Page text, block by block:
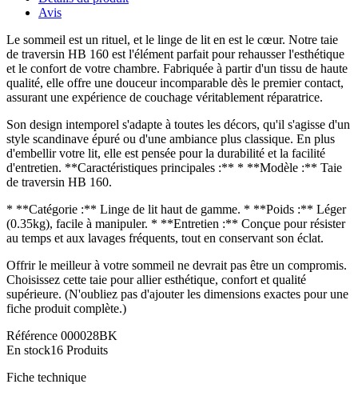
Avis
Le sommeil est un rituel, et le linge de lit en est le cœur. Notre taie
de traversin HB 160 est l'élément parfait pour rehausser l'esthétique
et le confort de votre chambre. Fabriquée à partir d'un tissu de haute
qualité, elle offre une douceur incomparable dès le premier contact,
assurant une expérience de couchage véritablement réparatrice.
Son design intemporel s'adapte à toutes les décors, qu'il s'agisse d'un
style scandinave épuré ou d'une ambiance plus classique. En plus
d'embellir votre lit, elle est pensée pour la durabilité et la facilité
d'entretien. **Caractéristiques principales :** * **Modèle :** Taie
de traversin HB 160.
* **Catégorie :** Linge de lit haut de gamme. * **Poids :** Léger
(0.35kg), facile à manipuler. * **Entretien :** Conçue pour résister
au temps et aux lavages fréquents, tout en conservant son éclat.
Offrir le meilleur à votre sommeil ne devrait pas être un compromis.
Choisissez cette taie pour allier esthétique, confort et qualité
supérieure. (N'oubliez pas d'ajouter les dimensions exactes pour une
fiche produit complète.)
Référence 000028BK
En stock16 Produits
Fiche technique